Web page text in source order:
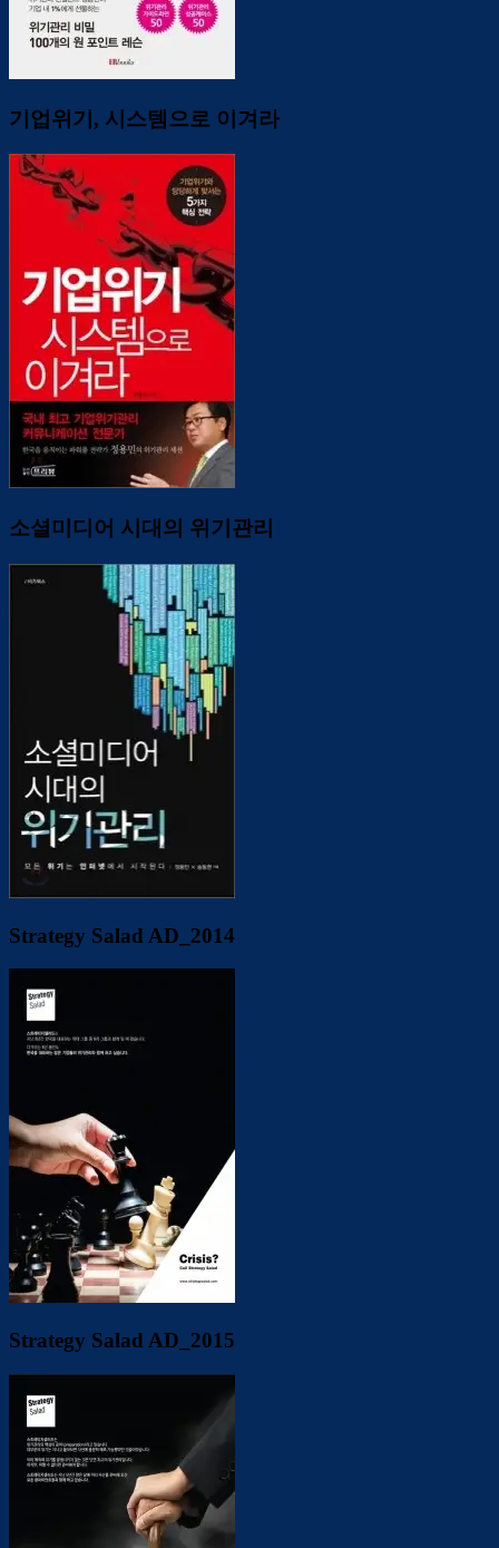
기업위기, 시스템으로 이겨라
소셜미디어 시대의 위기관리
Strategy Salad AD_2014
Strategy Salad AD_2015